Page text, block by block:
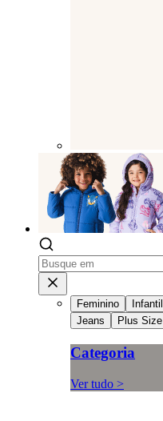
Feminino Infantil
Jeans
Plus Size
Categoria
Ver tudo >